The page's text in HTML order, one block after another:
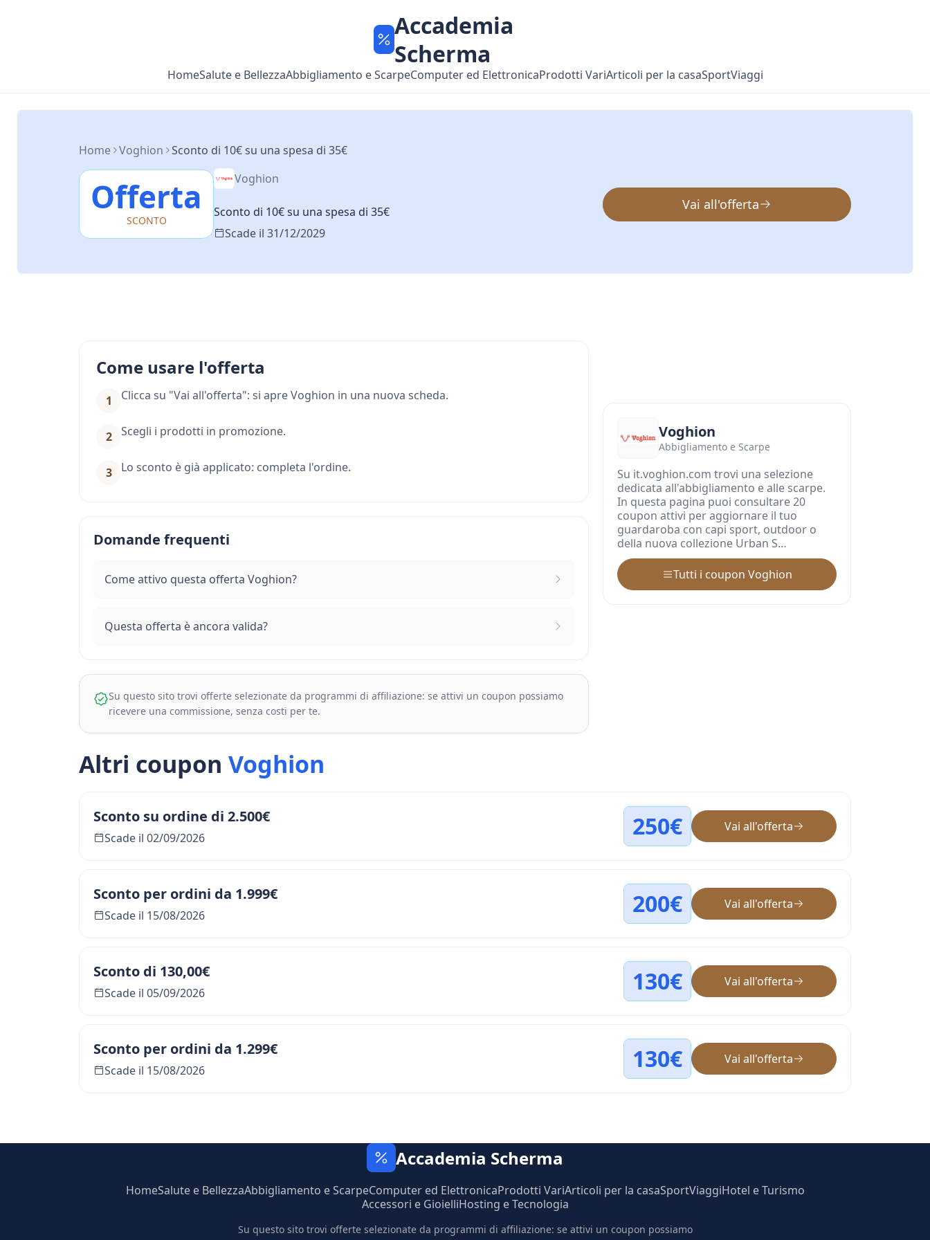
Accademia
Scherma
HomeSalute e BellezzaAbbigliamento e ScarpeComputer ed ElettronicaProdotti VariArticoli per la casaSportViaggi
Home Voghion Sconto di 10€ su una spesa di 35€
Offerta
SCONTO
Voghion
Sconto di 10€ su una spesa di 35€
Scade il 31/12/2029
Vai all'offerta
Come usare l'offerta
1 Clicca su "Vai all'offerta": si apre Voghion in una nuova scheda.
2 Scegli i prodotti in promozione.
3 Lo sconto è già applicato: completa l'ordine.
Domande frequenti
Come attivo questa offerta Voghion?
Questa offerta è ancora valida?
Su questo sito trovi offerte selezionate da programmi di affiliazione: se attivi un coupon possiamo
ricevere una commissione, senza costi per te.
Voghion
Abbigliamento e Scarpe
Su it.voghion.com trovi una selezione
dedicata all'abbigliamento e alle scarpe.
In questa pagina puoi consultare 20
coupon attivi per aggiornare il tuo
guardaroba con capi sport, outdoor o
della nuova collezione Urban S…
Tutti i coupon Voghion
Altri coupon Voghion
Sconto su ordine di 2.500€
Scade il 02/09/2026 250€ Vai all'offerta
Sconto per ordini da 1.999€
Scade il 15/08/2026 200€ Vai all'offerta
Sconto di 130,00€
Scade il 05/09/2026 130€ Vai all'offerta
Sconto per ordini da 1.299€
Scade il 15/08/2026 130€ Vai all'offerta
Accademia Scherma
HomeSalute e BellezzaAbbigliamento e ScarpeComputer ed ElettronicaProdotti VariArticoli per la casaSportViaggiHotel e Turismo
Accessori e GioielliHosting e Tecnologia
Su questo sito trovi offerte selezionate da programmi di affiliazione: se attivi un coupon possiamo